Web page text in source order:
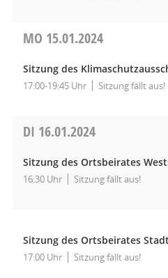
MO 15.01.2024
Sitzung des
17:00-19:45 Uhr Sitzung fällt aus!
DI 16.01.2024
Sitzung des Ortsbeirates
16:30 Uhr Sitzung fällt aus!
Sitzung des Ortsbeirates
17:00 Uhr Sitzung fällt aus!